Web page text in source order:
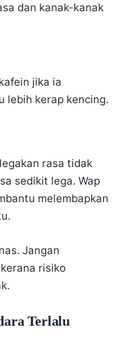
dan kanak-kanak
jika ia
lebih kerap kencing.
rasa tidak
sedikit lega. Wap
melembapkan
Jangan
risiko
Terlalu